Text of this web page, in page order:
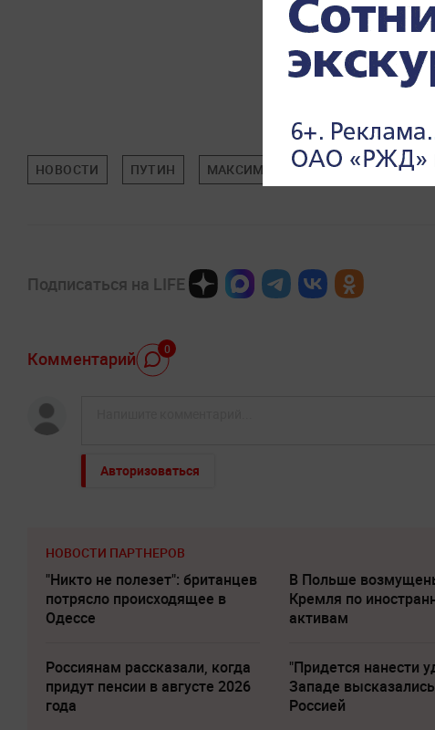
НОВОСТИ ПУТИН МАКСИМ РЕШЕТНИКОВ
Подписаться на LIFE
Комментарий 0
Авторизоваться
НОВОСТИ ПАРТНЕРОВ
"Никто не полезет": британцев
потрясло происходящее в
Одессе
В Польше
Кремля по
активам
Россиянам рассказали, когда
придут пенсии в августе 2026
года
"Придется нанести
Западе
Россией